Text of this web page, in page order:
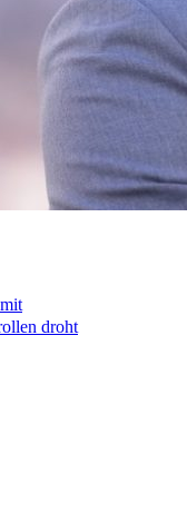
droht